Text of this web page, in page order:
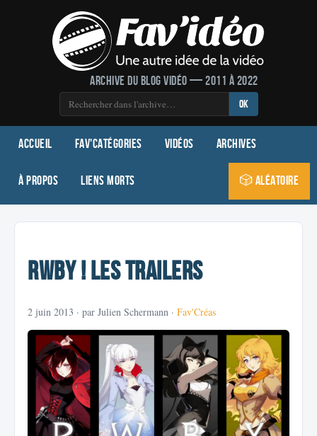
Archive du blog vidéo — 2011 à 2022
OK
Accueil Fav'Catégories Vidéos Archives
À propos Liens morts 🎲 Aléatoire
RWBY ! Les trailers
2 juin 2013 · par Julien Schermann · Fav'Créas